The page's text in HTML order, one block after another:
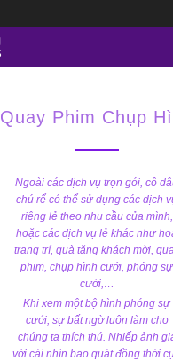
Quay Phim Chụp
Ngoài các dịch vụ trọn gói, cô
chú rể có thể sử dụng các dịch
riêng lẻ theo nhu cầu của mình,
hoặc các dịch vụ lẻ khác như
trang trí, quà tặng khách mời,
phim, chụp hình cưới, phóng sự
cưới,…
Khi xem một bộ hình phóng sự
cưới, sự bất ngờ luôn làm cho
chúng ta thích thú. Nhiếp ảnh
với cái nhìn bao quát đồng thời